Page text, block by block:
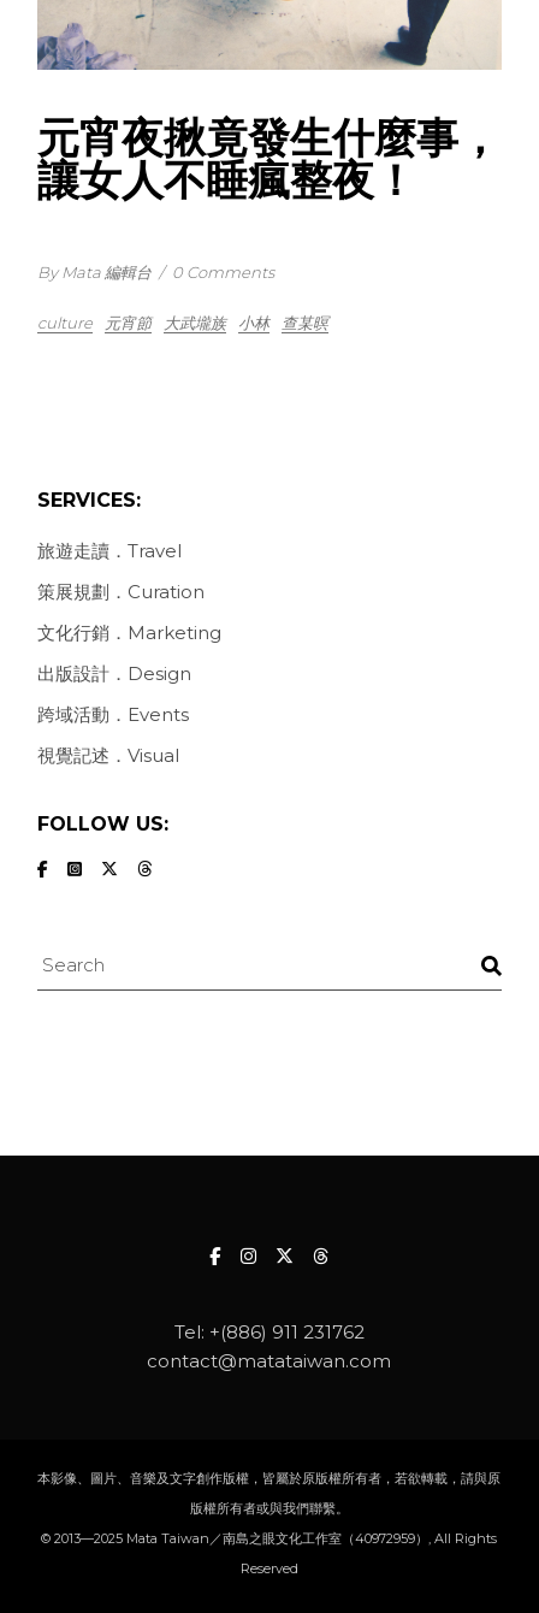
元宵夜揪竟發生什麼事，
讓女人不睡瘋整夜！
By Mata 編輯台 / 0 Comments
culture 元宵節 大武壠族 小林 查某暝
SERVICES:
旅遊走讀．Travel
策展規劃．Curation
文化行銷．Marketing
出版設計．Design
跨域活動．Events
視覺記述．Visual
FOLLOW US:
Search
Tel: +(886) 911 231762
contact@matataiwan.com
本影像、圖片、音樂及文字創作版權，皆屬於原版權所有者，若欲轉載，請與原
版權所有者或與我們聯繫。
© 2013—2025 Mata Taiwan／南島之眼文化工作室（40972959）, All Rights
Reserved